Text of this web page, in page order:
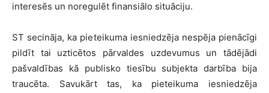
interesēs un noregulēt finansiālo situāciju.
ST secināja, ka pieteikuma iesniedzēja nespēja pienācīgi
pildīt tai uzticētos pārvaldes uzdevumus un tādējādi
pašvaldības kā publisko tiesību subjekta darbība bija
traucēta. Savukārt tas, ka pieteikuma iesniedzēja